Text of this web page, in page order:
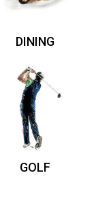
DINING
GOLF